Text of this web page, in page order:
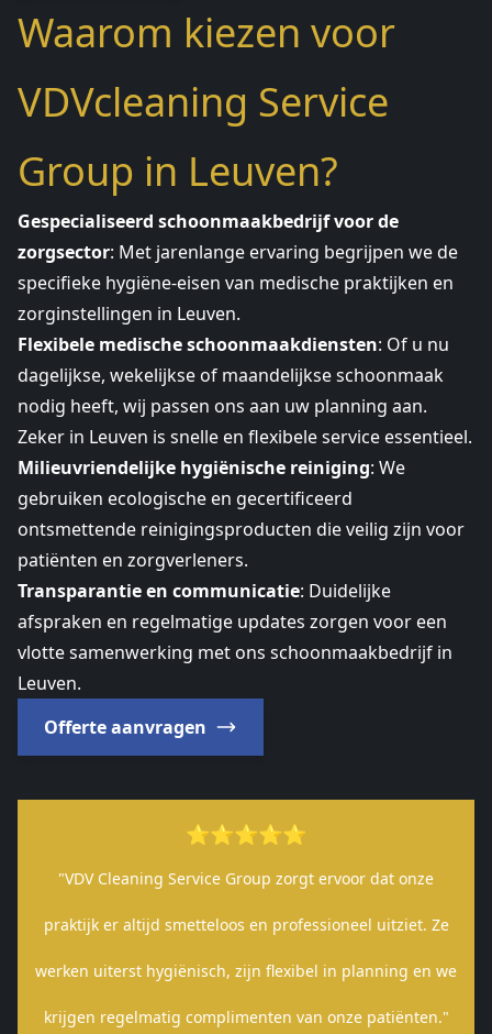
Waarom kiezen voor
VDVcleaning Service
Group in Leuven?
Gespecialiseerd schoonmaakbedrijf voor de
zorgsector: Met jarenlange ervaring begrijpen we de
specifieke hygiëne-eisen van medische praktijken en
zorginstellingen in Leuven.
Flexibele medische schoonmaakdiensten: Of u nu
dagelijkse, wekelijkse of maandelijkse schoonmaak
nodig heeft, wij passen ons aan uw planning aan.
Zeker in Leuven is snelle en flexibele service essentieel.
Milieuvriendelijke hygiënische reiniging: We
gebruiken ecologische en gecertificeerd
ontsmettende reinigingsproducten die veilig zijn voor
patiënten en zorgverleners.
Transparantie en communicatie: Duidelijke
afspraken en regelmatige updates zorgen voor een
vlotte samenwerking met ons schoonmaakbedrijf in
Leuven.
Offerte aanvragen
⭐⭐⭐⭐⭐
"VDV Cleaning Service Group zorgt ervoor dat onze
praktijk er altijd smetteloos en professioneel uitziet. Ze
werken uiterst hygiënisch, zijn flexibel in planning en we
krijgen regelmatig complimenten van onze patiënten."